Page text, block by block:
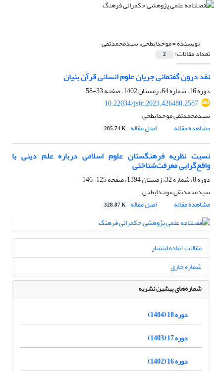
نویسنده =موحدابطحی، سیدمحمدتقی
تعداد مقالات: 2
نقد درون گفتمانی جریان علوم انسانی قرآن بنیان
دوره 16، شماره 64، زمستان 1402، صفحه
33-58
10.22034/jsfc.2023.426480.2587
سیدمحمدتقی موحدابطحی
مشاهده مقاله
اصل مقاله 285.74 K
نسبت نظریه فرهنگستان علوم اسلامی درباره علم دینی با
واقع‌گرایی معرفت‌شناختی
دوره 8، شماره 32، زمستان 1394، صفحه
125-146
سیدمحمدتقی موحدابطحی
مشاهده مقاله
اصل مقاله 328.87 K
مقالات آماده انتشار
شماره جاری
شماره‌های پیشین نشریه
دوره 18 (1404)
دوره 17 (1403)
دوره 16 (1402)